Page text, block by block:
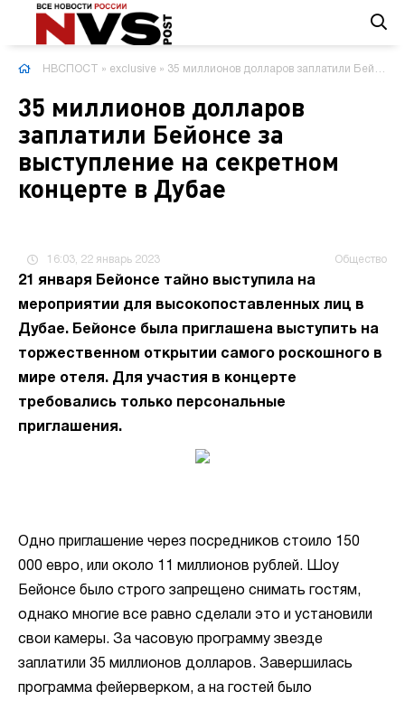
НВСПОСТ » exclusive » 35 миллионов долларов заплатили Бейонсе за выступление на секретном концерте в Дубае
35 миллионов долларов
заплатили Бейонсе за
выступление на секретном
концерте в Дубае
16:03, 22 январь 2023 Общество
21 января Бейонсе тайно выступила на
мероприятии для высокопоставленных лиц в
Дубае. Бейонсе была приглашена выступить на
торжественном открытии самого роскошного в
мире отеля. Для участия в концерте
требовались только персональные
приглашения.
Одно приглашение через посредников стоило 150
000 евро, или около 11 миллионов рублей. Шоу
Бейонсе было строго запрещено снимать гостям,
однако многие все равно сделали это и установили
свои камеры. За часовую программу звезде
заплатили 35 миллионов долларов. Завершилась
программа фейерверком, а на гостей было